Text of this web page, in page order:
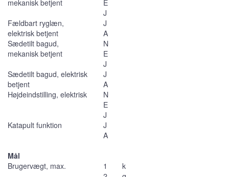
mekanisk betjent
E
J
Fældbart ryglæn,
elektrisk betjent
J
A
Sædetilt bagud,
mekanisk betjent
N
E
J
Sædetilt bagud, elektrisk
betjent
J
A
Højdeindstilling, elektrisk
N
E
J
Katapult funktion
J
A
Mål
Brugervægt, max.
1
k